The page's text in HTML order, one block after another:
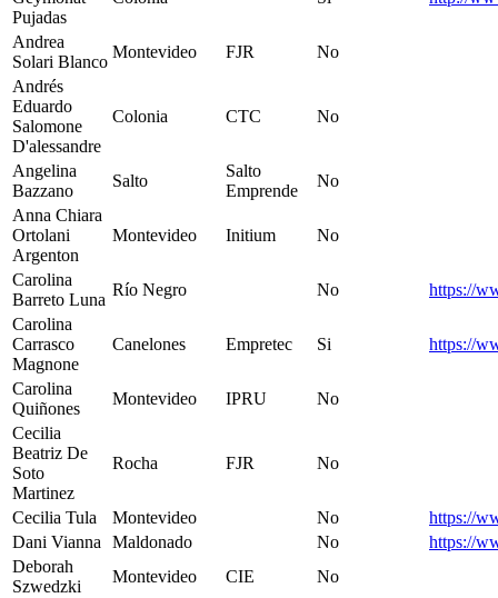
Pujadas
Andrea
Solari Blanco
Montevideo FJR
No
Andrés
Eduardo
Salomone
D'alessandre
Colonia CTC No
Angelina
Bazzano
Salto
Salto
Emprende
No
Anna Chiara
Ortolani
Argenton
Montevideo Initium No
Carolina
Barreto Luna
Río Negro No
https://
Carolina
Carrasco
Magnone
Canelones Empretec Si https://
Carolina
Quiñones
Montevideo IPRU
No
Cecilia
Beatriz De
Soto
Martinez
Rocha FJR No
Cecilia Tula Montevideo No
https://
Dani Vianna Maldonado No
https://
Deborah
Szwedzki
Montevideo CIE
No